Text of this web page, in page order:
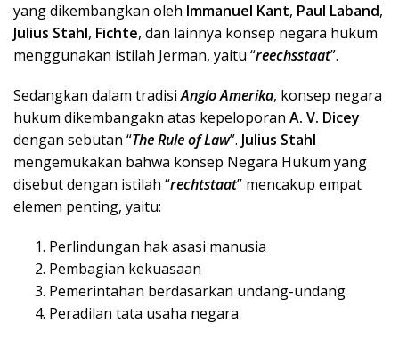
yang dikembangkan oleh Immanuel Kant, Paul Laband,
Julius Stahl, Fichte, dan lainnya konsep negara hukum
menggunakan istilah Jerman, yaitu “reechsstaat”.
Sedangkan dalam tradisiAnglo Amerika, konsep negara
hukum dikembangakn atas kepeloporan A. V. Dicey
dengan sebutan “The Rule of Law”. Julius Stahl
mengemukakan bahwa konsep Negara Hukum yang
disebut dengan istilah “rechtstaat” mencakup empat
elemen penting, yaitu:
Perlindungan hak asasi manusia
Pembagian kekuasaan
Pemerintahan berdasarkan undang-undang
Peradilan tata usaha negara